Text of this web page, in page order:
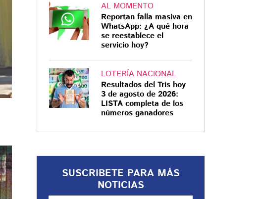
VIOLENCIA
¿Qué se sabe del
caso de la mujer
hallada sin vida en la
cajuela de un auto en
Toluca?
Un automóvil circulaba cuando
chocó contra un árbol; sin
AL MOMENTO
Reportan falla masiva en
WhatsApp: ¿A qué hora
se reestablece el
servicio hoy?
LOTERÍA NACIONAL
Resultados del Tris hoy
3 de agosto de 2026:
LISTA completa de los
números ganadores
SUSCRIBETE PARA MÁS
NOTICIAS